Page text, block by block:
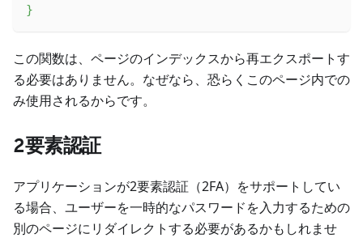
}
この関数は、ページのインデックスから再エクスポートす
る必要はありません。なぜなら、恐らくこのページ内での
み使用されるからです。
2要素認証
アプリケーションが2要素認証（2FA）をサポートしてい
る場合、ユーザーを一時的なパスワードを入力するための
別のページにリダイレクトする必要があるかもしれませ